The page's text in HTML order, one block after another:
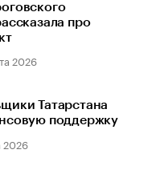
про
2026
Татарстана
поддержку
2026